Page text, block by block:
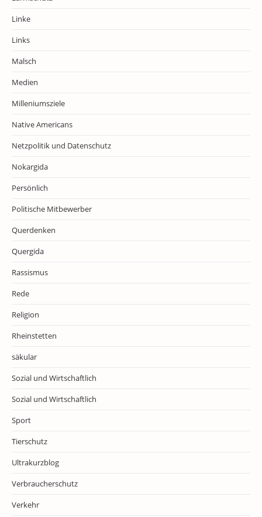
Linke
Links
Malsch
Medien
Milleniumsziele
Native Americans
Netzpolitik und Datenschutz
Nokargida
Persönlich
Politische Mitbewerber
Querdenken
Quergida
Rassismus
Rede
Religion
Rheinstetten
säkular
Sozial und Wirtschaftlich
Sozial und Wirtschaftlich
Sport
Tierschutz
Ultrakurzblog
Verbraucherschutz
Verkehr